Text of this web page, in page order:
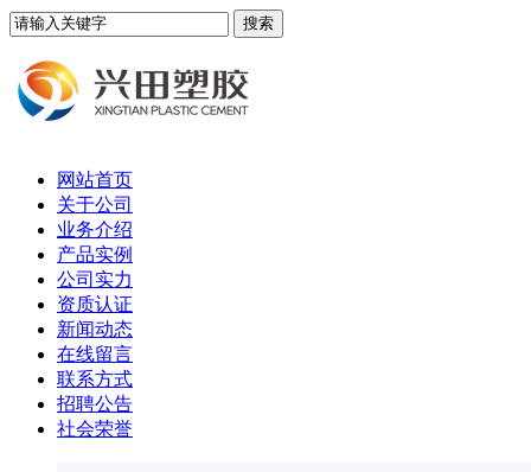
网站首页
关于公司
业务介绍
产品实例
公司实力
资质认证
新闻动态
在线留言
联系方式
招聘公告
社会荣誉